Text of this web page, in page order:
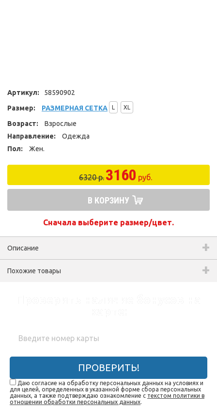
Артикул:
58590902
Размер:
РАЗМЕРНАЯ СЕТКА L XL
Возраст:
Взрослые
Направление:
Одежда
Пол:
Жен.
6320 р. 3160 руб.
В КОРЗИНУ
Сначала выберите размер/цвет.
Описание
Похожие товары
ПРОВЕРИТЬ!
Даю согласие на обработку персональных данных на условиях и
для целей, определенных в указанной форме сбора персональных
данных, а также подтверждаю ознакомление с текстом политики в
отношении обработки персональных данных.